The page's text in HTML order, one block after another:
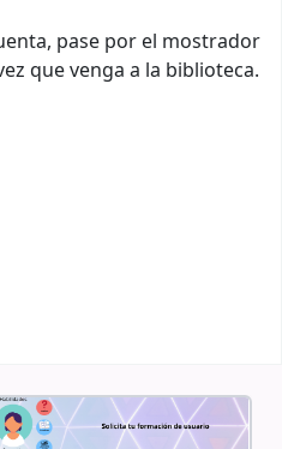
pase por el mostrador
que venga a la biblioteca.